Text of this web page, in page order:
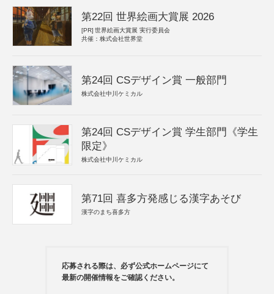
第22回 世界絵画大賞展 2026
[PR] 世界絵画大賞展 実行委員会
共催：株式会社世界堂
第24回 CSデザイン賞 一般部門
株式会社中川ケミカル
第24回 CSデザイン賞 学生部門《学生
限定》
株式会社中川ケミカル
第71回 喜多方発感じる漢字あそび
漢字のまち喜多方
応募される際は、必ず公式ホームページにて
最新の開催情報をご確認ください。